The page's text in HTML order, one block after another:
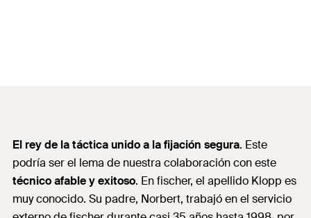
El rey de la táctica unido a la fijación segura. Este
podría ser el lema de nuestra colaboración con este
técnico afable y exitoso. En fischer, el apellido Klopp es
muy conocido. Su padre, Norbert, trabajó en el servicio